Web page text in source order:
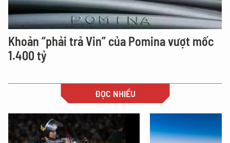
Khoản “phải trả Vin” của Pomina vượt mốc
1.400 tỷ
ĐỌC NHIỀU